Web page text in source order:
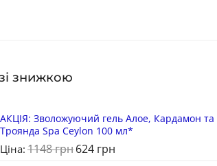
знижкою
АКЦІЯ: Зволожуючий гель Алое, Кардамон та
Троянда Spa Ceylon 100 мл*
Ціна: 1148грн624 грн